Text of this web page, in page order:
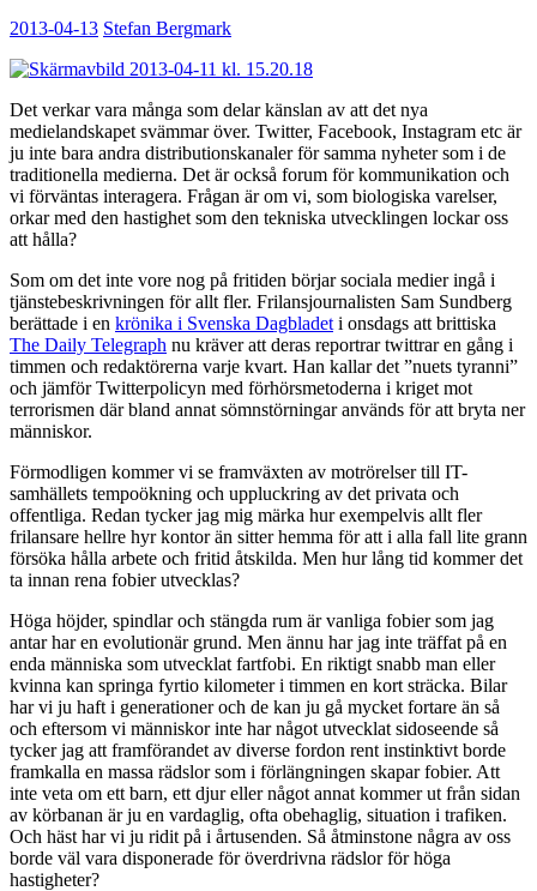
2013-04-13 Stefan Bergmark
Det verkar vara många som delar känslan av att det nya
medielandskapet svämmar över. Twitter, Facebook, Instagram etc är
ju inte bara andra distributionskanaler för samma nyheter som i de
traditionella medierna. Det är också forum för kommunikation och
vi förväntas interagera. Frågan är om vi, som biologiska varelser,
orkar med den hastighet som den tekniska utvecklingen lockar oss
att hålla?
Som om det inte vore nog på fritiden börjar sociala medier ingå i
tjänstebeskrivningen för allt fler. Frilansjournalisten Sam Sundberg
berättade i en krönika i Svenska Dagbladet i onsdags att brittiska
The Daily Telegraph nu kräver att deras reportrar twittrar en gång i
timmen och redaktörerna varje kvart. Han kallar det ”nuets tyranni”
och jämför Twitterpolicyn med förhörsmetoderna i kriget mot
terrorismen där bland annat sömnstörningar används för att bryta ner
människor.
Förmodligen kommer vi se framväxten av motrörelser till IT-
samhällets tempoökning och uppluckring av det privata och
offentliga. Redan tycker jag mig märka hur exempelvis allt fler
frilansare hellre hyr kontor än sitter hemma för att i alla fall lite grann
försöka hålla arbete och fritid åtskilda. Men hur lång tid kommer det
ta innan rena fobier utvecklas?
Höga höjder, spindlar och stängda rum är vanliga fobier som jag
antar har en evolutionär grund. Men ännu har jag inte träffat på en
enda människa som utvecklat fartfobi. En riktigt snabb man eller
kvinna kan springa fyrtio kilometer i timmen en kort sträcka. Bilar
har vi ju haft i generationer och de kan ju gå mycket fortare än så
och eftersom vi människor inte har något utvecklat sidoseende så
tycker jag att framförandet av diverse fordon rent instinktivt borde
framkalla en massa rädslor som i förlängningen skapar fobier. Att
inte veta om ett barn, ett djur eller något annat kommer ut från sidan
av körbanan är ju en vardaglig, ofta obehaglig, situation i trafiken.
Och häst har vi ju ridit på i årtusenden. Så åtminstone några av oss
borde väl vara disponerade för överdrivna rädslor för höga
hastigheter?